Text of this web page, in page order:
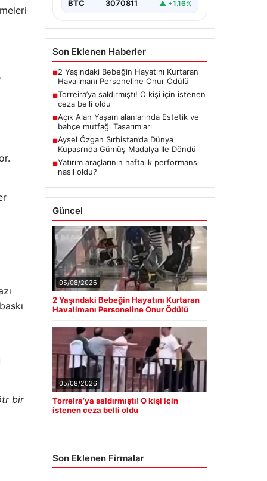
bir
BTC 3070811 ▲ +1.16%
Son Eklenen Haberler
■2 Yaşındaki Bebeğin Hayatını Kurtaran
Havalimanı Personeline Onur Ödülü
■Torreira’ya saldırmıştı! O kişi için istenen
ceza belli oldu
■Açık Alan Yaşam alanlarında Estetik ve
bahçe mutfağı Tasarımları
■Aysel Özgan Sırbistan’da Dünya
Kupası’nda Gümüş Madalya İle Döndü
■Yatırım araçlarının haftalık performansı
nasıl oldu?
Güncel
05/08/2026
2 Yaşındaki Bebeğin Hayatını Kurtaran
Havalimanı Personeline Onur Ödülü
05/08/2026
Torreira’ya saldırmıştı! O kişi için
istenen ceza belli oldu
Son Eklenen Firmalar